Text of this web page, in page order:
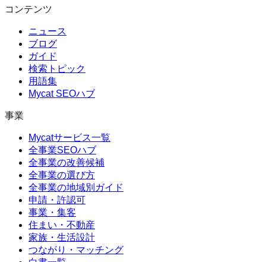
コンテンツ
ニュース
ブログ
ガイド
検索トピック
用語集
Mycat SEOハブ
事業
Mycatサービス一覧
全事業SEOハブ
全事業の改善候補
全事業の選び方
全事業の地域別ガイド
申請・許認可
事業・集客
住まい・不動産
家族・生活設計
つながり・マッチング